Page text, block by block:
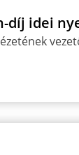
díj idei